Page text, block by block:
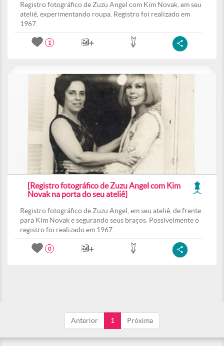
Registro fotográfico de Zuzu Angel com Kim Novak, em seu
ateliê, experimentando roupa. Registro foi realizado em
1967.
1
[Registro fotográfico de Zuzu Angel com Kim
Novak na porta do seu ateliê]
Registro fotográfico de Zuzu Angel, em seu ateliê, de frente
para Kim Novak e segurando seus braços. Possivelmente o
registro foi realizado em 1967.
0
Anterior 1 Próxima